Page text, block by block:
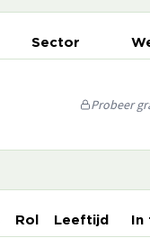
Sector
Probeer
Rol Leeftijd